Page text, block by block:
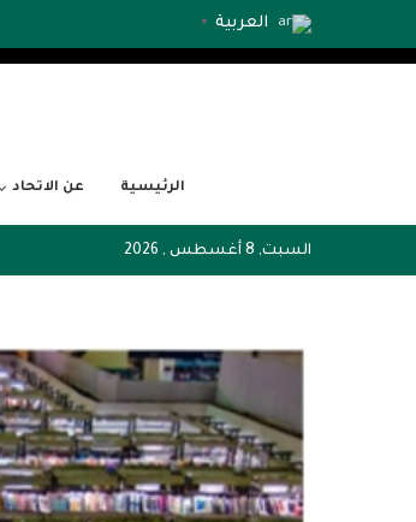
العربية ▼
الرئيسية عن الاتحاد
السبت, 8 أغسطس , 2026